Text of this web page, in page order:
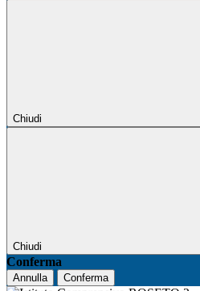
Chiudi
Chiudi
Conferma
Annulla Conferma